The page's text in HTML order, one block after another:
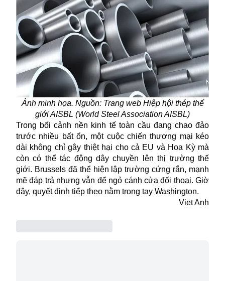
Ảnh minh họa. Nguồn: Trang web Hiệp hội thép thế
giới AISBL (World Steel Association AISBL)
Trong bối cảnh nền kinh tế toàn cầu đang chao đảo
trước nhiều bất ổn, một cuộc chiến thương mại kéo
dài không chỉ gây thiệt hại cho cả EU và Hoa Kỳ mà
còn có thể tác động dây chuyền lên thị trường thế
giới. Brussels đã thể hiện lập trường cứng rắn, mạnh
mẽ đáp trả nhưng vẫn để ngỏ cánh cửa đối thoại. Giờ
đây, quyết định tiếp theo nằm trong tay Washington.
Viet Anh